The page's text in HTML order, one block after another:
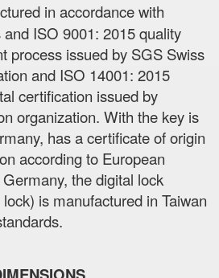
in accordance with
ISO 9001: 2015 quality
process issued by SGS Swiss
and ISO 14001: 2015
certification issued by
organization. With the key is
has a certificate of origin
according to European
the digital lock
is manufactured in Taiwan